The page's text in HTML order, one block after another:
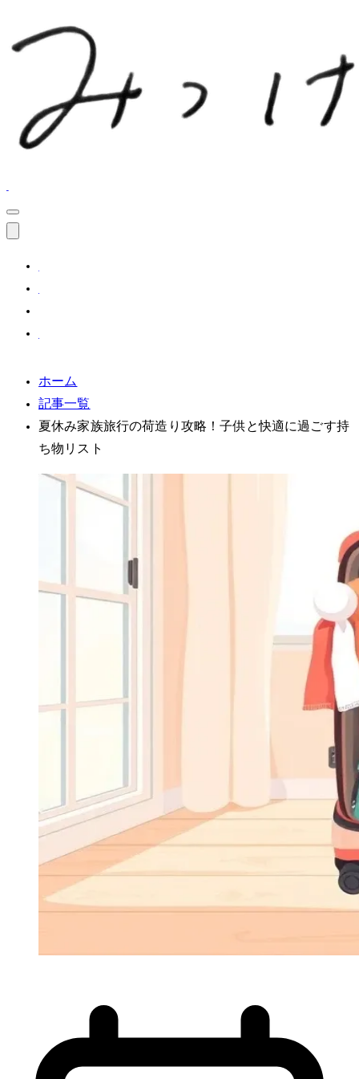
ホーム
記事一覧
夏休み家族旅行の荷造り攻略！子供と快適に過ごす持
ち物リスト